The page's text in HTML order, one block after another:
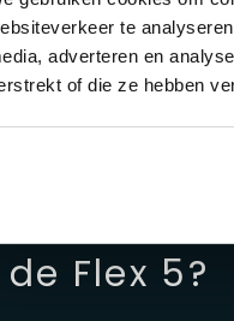
te
adverteren en
of die ze hebben
Flex 5?